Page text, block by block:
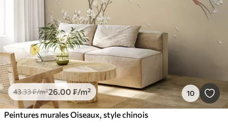
43.33₣/m²26.00 ₣/m² 10
Peintures murales Oiseaux, style chinois